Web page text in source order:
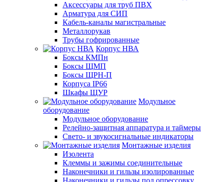
Аксессуары для труб ПВХ
Арматура для СИП
Кабель-каналы магистральные
Металлорукав
Трубы гофрированные
Корпус НВА
Боксы КМПн
Боксы ЩМП
Боксы ЩРН-П
Корпуса IP66
Шкафы ЩУР
Модульное
оборудование
Модульное оборудование
Релейно-защитная аппаратура и таймеры
Свето- и звукосигнальные индикаторы
Монтажные изделия
Изолента
Клеммы и зажимы соединительные
Наконечники и гильзы изолированные
Наконечники и гильзы под опрессовку